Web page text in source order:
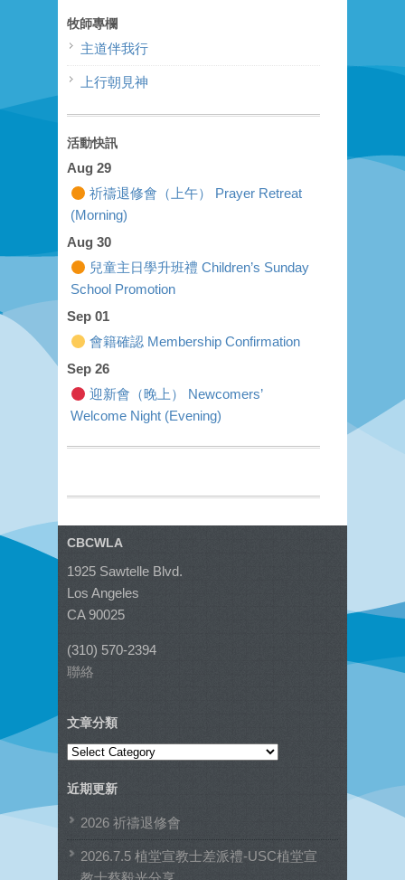
牧師專欄
主道伴我行
上行朝見神
活動快訊
Aug 29
祈禱退修會（上午） Prayer Retreat
(Morning)
Aug 30
兒童主日學升班禮 Children’s Sunday
School Promotion
Sep 01
會籍確認 Membership Confirmation
Sep 26
迎新會（晚上） Newcomers’
Welcome Night (Evening)
CBCWLA
1925 Sawtelle Blvd.
Los Angeles
CA 90025
(310) 570-2394
聯絡
文章分類
文
分
類
近期更新
2026 祈禱退修會
2026.7.5 植堂宣教士差派禮-USC植堂宣